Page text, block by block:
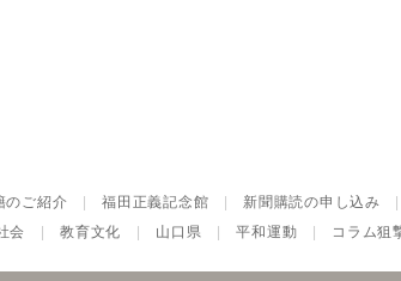
のご紹介 |福田正義記念館 新聞購読の申し込み
会 |教育文化 山口県 |平和運動 コラム狙